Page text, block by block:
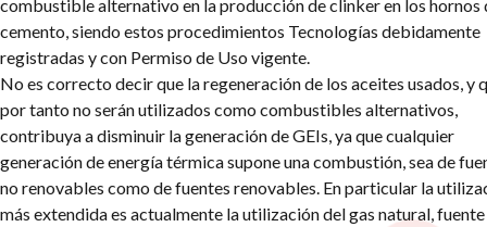
combustible alternativo en la producción de clinker en los hornos
cemento, siendo estos procedimientos Tecnologías debidamente
registradas y con Permiso de Uso vigente.
No es correcto decir que la regeneración de los aceites usados, y
por tanto no serán utilizados como combustibles alternativos,
contribuya a disminuir la generación de GEIs, ya que cualquier
generación de energía térmica supone una combustión, sea de
no renovables como de fuentes renovables. En particular la
más extendida es actualmente la utilización del gas natural,